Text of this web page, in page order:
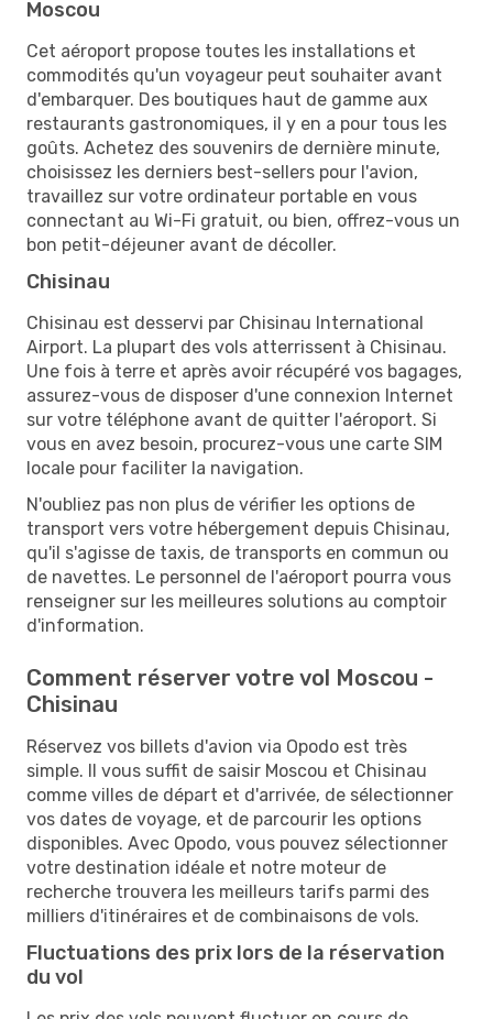
Moscou
Cet aéroport propose toutes les installations et
commodités qu'un voyageur peut souhaiter avant
d'embarquer. Des boutiques haut de gamme aux
restaurants gastronomiques, il y en a pour tous les
goûts. Achetez des souvenirs de dernière minute,
choisissez les derniers best-sellers pour l'avion,
travaillez sur votre ordinateur portable en vous
connectant au Wi-Fi gratuit, ou bien, offrez-vous un
bon petit-déjeuner avant de décoller.
Chisinau
Chisinau est desservi par Chisinau International
Airport. La plupart des vols atterrissent à Chisinau.
Une fois à terre et après avoir récupéré vos bagages,
assurez-vous de disposer d'une connexion Internet
sur votre téléphone avant de quitter l'aéroport. Si
vous en avez besoin, procurez-vous une carte SIM
locale pour faciliter la navigation.
N'oubliez pas non plus de vérifier les options de
transport vers votre hébergement depuis Chisinau,
qu'il s'agisse de taxis, de transports en commun ou
de navettes. Le personnel de l'aéroport pourra vous
renseigner sur les meilleures solutions au comptoir
d'information.
Comment réserver votre vol Moscou -
Chisinau
Réservez vos billets d'avion via Opodo est très
simple. Il vous suffit de saisir Moscou et Chisinau
comme villes de départ et d'arrivée, de sélectionner
vos dates de voyage, et de parcourir les options
disponibles. Avec Opodo, vous pouvez sélectionner
votre destination idéale et notre moteur de
recherche trouvera les meilleurs tarifs parmi des
milliers d'itinéraires et de combinaisons de vols.
Fluctuations des prix lors de la réservation
du vol